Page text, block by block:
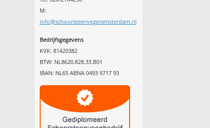
M:
info@schoorsteenvegeramsterdam.nl
Bedrijfsgegevens
KVK: 81420382
BTW: NL8620.828.33.B01
IBAN: NL65 ABNA 0493 9717 93